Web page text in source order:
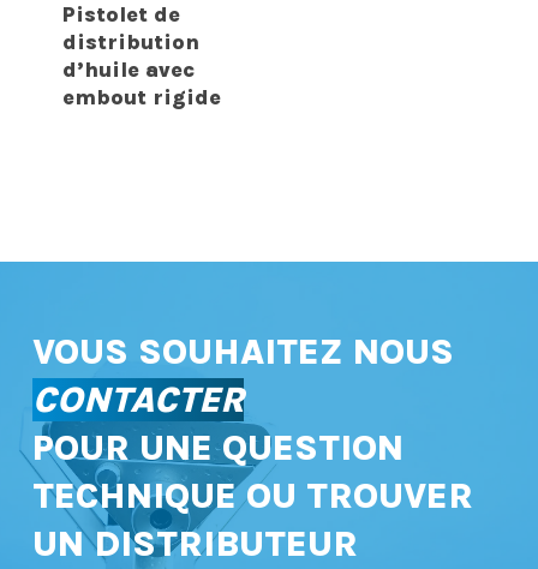
Pistolet de
distribution
d’huile avec
embout rigide
VOUS SOUHAITEZ NOUS
CONTACTER
POUR UNE QUESTION
TECHNIQUE OU TROUVER
UN DISTRIBUTEUR